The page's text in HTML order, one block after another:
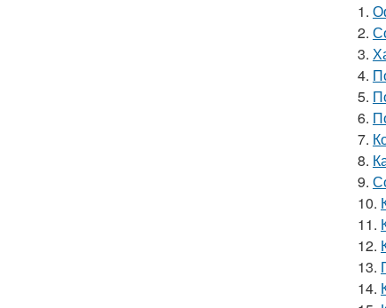
1.
2.
3.
4.
5.
6.
7.
8.
9.
10.
11.
12.
13.
14.